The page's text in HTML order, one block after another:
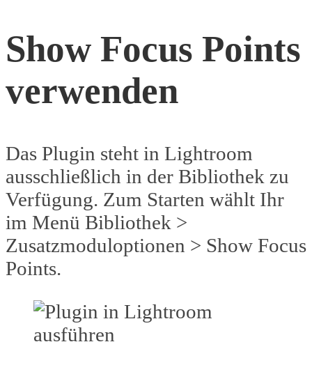
Show Focus Points
verwenden
Das Plugin steht in Lightroom
ausschließlich in der Bibliothek zu
Verfügung. Zum Starten wählt Ihr
im Menü Bibliothek >
Zusatzmoduloptionen > Show Focus
Points.